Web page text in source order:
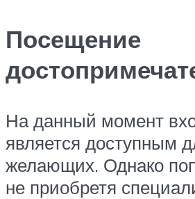
Посещение
На данный момент
является доступным
желающих. Однако
не приобретя